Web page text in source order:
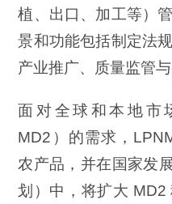
植、出口、加工等）
景和功能包括制定法
产业推广、质量监管与
面对全球和本地市
MD2）的需求，
农产品，并在国家发
划）中，将扩大